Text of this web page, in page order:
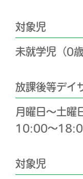
対象児
未就学児（0
放課後等デイ
月曜日～土曜
10:00～
対象児